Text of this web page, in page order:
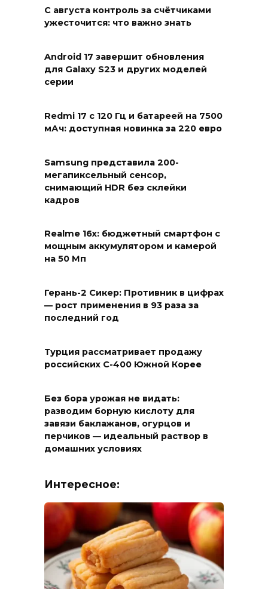
С августа контроль за счётчиками
ужесточится: что важно знать
Android 17 завершит обновления
для Galaxy S23 и других моделей
серии
Redmi 17 с 120 Гц и батареей на 7500
мАч: доступная новинка за 220 евро
Samsung представила 200-
мегапиксельный сенсор,
снимающий HDR без склейки
кадров
Realme 16x: бюджетный смартфон с
мощным аккумулятором и камерой
на 50 Мп
Герань-2 Сикер: Противник в цифрах
— рост применения в 93 раза за
последний год
Турция рассматривает продажу
российских С-400 Южной Корее
Без бора урожая не видать:
разводим борную кислоту для
завязи баклажанов, огурцов и
перчиков — идеальный раствор в
домашних условиях
Интересное: